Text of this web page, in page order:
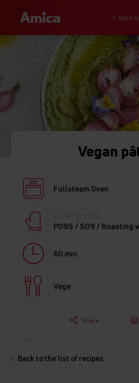
Back
Vegan
Fullsteam Oven
P09S / S09 / Roasting
60 min
Vege
Share
Back to the list of recipes